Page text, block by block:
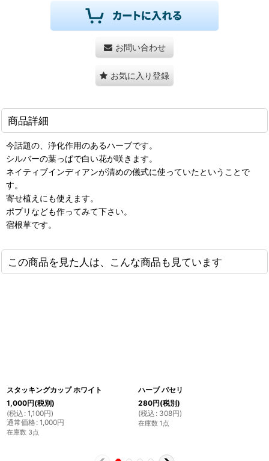
お問い合わせ
お気に入り登録
商品詳細
今話題の、浄化作用のあるハーブです。
シルバーの葉っぱで白い花が咲きます。
ネイティブインディアンが清めの儀式に使っていたということで
す。
寄せ植えにも使えます。
ポプリなども作ってみて下さい。
宿根草です。
この商品を見た人は、こんな商品も見ています
スタッキングカップ ホワイト
1,000円(税別)
(税込 : 1,100円)
通常価格: 1,000円
在庫数 3点
ハーブ パセリ
280円(税別)
(税込 : 308円)
在庫数 1点